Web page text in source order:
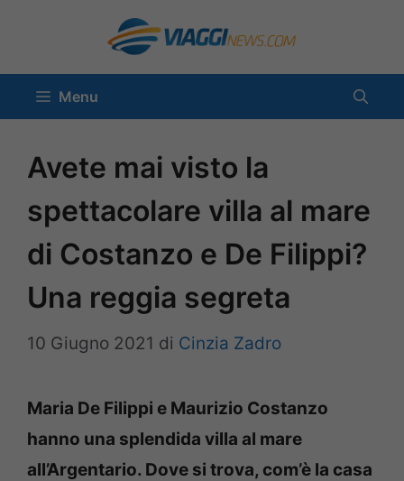
contenuto
Menu
Avete mai visto la
spettacolare villa al mare
di Costanzo e De Filippi?
Una reggia segreta
10 Giugno 2021 di Cinzia Zadro
Maria De Filippi e Maurizio Costanzo
hanno una splendida villa al mare
all’Argentario. Dove si trova, com’è la casa